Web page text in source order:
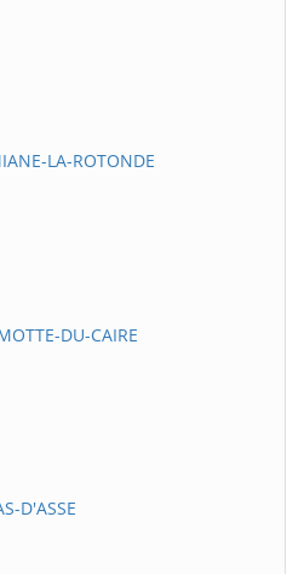
LA-ROTONDE
DU-CAIRE
D'ASSE